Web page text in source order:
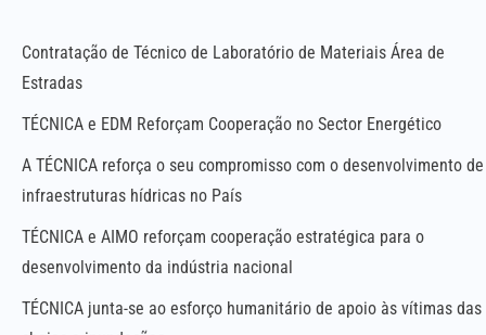
Contratação de Técnico de Laboratório de Materiais Área de
Estradas
TÉCNICA e EDM Reforçam Cooperação no Sector Energético
A TÉCNICA reforça o seu compromisso com o desenvolvimento de
infraestruturas hídricas no País
TÉCNICA e AIMO reforçam cooperação estratégica para o
desenvolvimento da indústria nacional
TÉCNICA junta-se ao esforço humanitário de apoio às vítimas das